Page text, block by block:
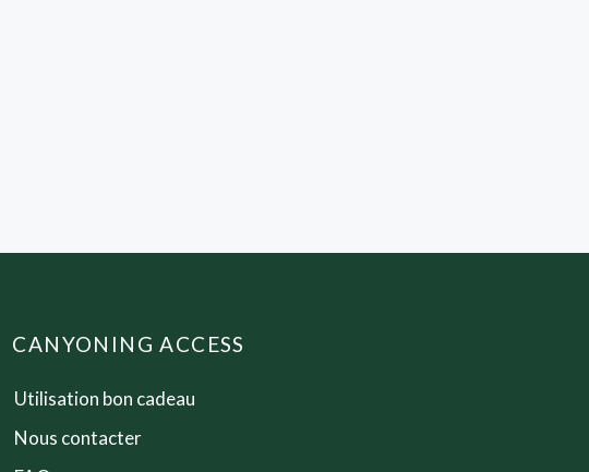
CANYONING ACCESS
Utilisation bon cadeau
Nous contacter